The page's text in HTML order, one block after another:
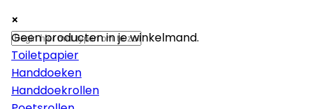
×
Papier
Toiletpapier
Handdoeken
Handdoekrollen
×
×
Geen producten in je winkelmand.